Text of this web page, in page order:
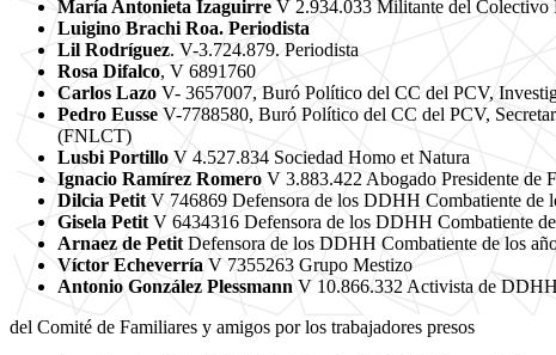
María Antonieta Izaguirre V 2.934.033 Militante del Colectivo
Luigino Brachi Roa. Periodista
Lil Rodríguez. V-3.724.879. Periodista
Rosa Difalco, V 6891760
Carlos Lazo V- 3657007, Buró Político del CC del PCV,
Pedro Eusse V-7788580, Buró Político del CC del PCV,
(FNLCT)
Lusbi Portillo V 4.527.834 Sociedad Homo et Natura
Ignacio Ramírez Romero V 3.883.422 Abogado Presidente de
Dilcia Petit V 746869 Defensora de los DDHH Combatiente de
Gisela Petit V 6434316 Defensora de los DDHH Combatiente
Arnaez de Petit Defensora de los DDHH Combatiente de los
Víctor Echeverría V 7355263 Grupo Mestizo
Antonio González Plessmann V 10.866.332 Activista de
del Comité de Familiares y amigos por los trabajadores presos